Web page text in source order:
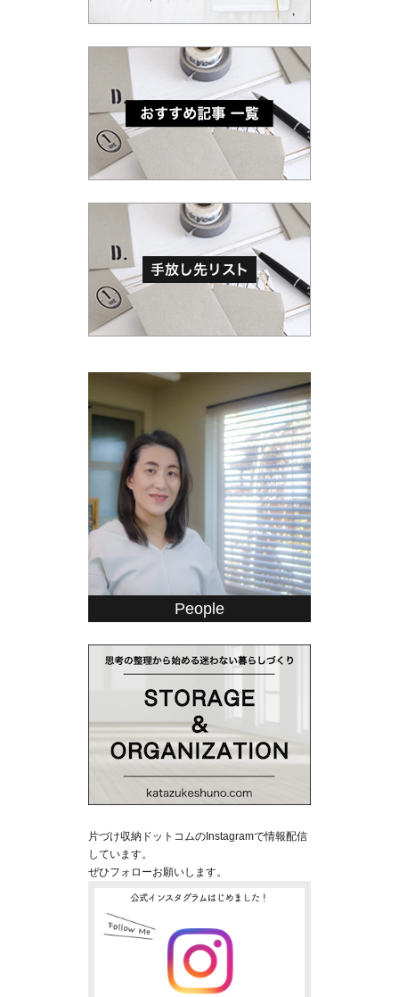
People
片づけ収納ドットコムのInstagramで情報配信
しています。
ぜひフォローお願いします。